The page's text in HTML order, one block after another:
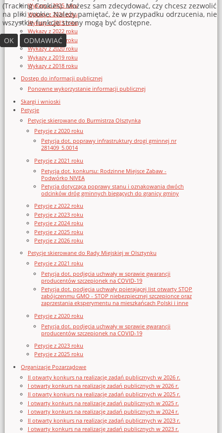
Wykazy z 2025 roku
Wykazy z 2024 roku
Wykazy z 2023 roku
Wykazy z 2022 roku
Wykazy z 2021 roku
Wykazy z 2020 roku
Wykazy z 2019 roku
Wykazy z 2018 roku
Dostęp do informacji publicznej
Ponowne wykorzystanie informacji publicznej
Skargi i wnioski
Petycje
Petycje skierowane do Burmistrza Olsztynka
Petycje z 2020 roku
Petycja dot. poprawy infrastruktury drogi gminnej nr
281409_5.0014
Petycje z 2021 roku
Petycja dot. konkursu: Rodzinne Miejsce Zabaw -
Podwórko NIVEA
Petycja dotycząca poprawy stanu i oznakowania dwóch
odcinków dróg gminnych biegących do granicy gminy
Petycje z 2022 roku
Petycje z 2023 roku
Petycje z 2024 roku
Petycje z 2025 roku
Petycje z 2026 roku
Petycje skierowane do Rady Miejskiej w Olsztynku
Petycje z 2021 roku
Petycja dot. podjęcia uchwały w sprawie gwarancji
producentów szczepionek na COVID-19
Petycja dot. podjęcia uchwały poierającej list otwarty STOP
zabójczenmu GMO - STOP niebezpiecznej szczepionce oraz
zaprzestania eksperymentu na mieszkańcach Polski i inne
Petycje z 2020 roku
Petycja dot. podjęcia uchwały w sprawie gwarancji
producentów szczepionek na COVID-19
Petycje z 2023 roku
Petycje z 2025 roku
Organizacje Pozarządowe
II otwarty konkurs na realizację zadań publicznych w 2026 r.
I otwarty konkurs na realizację zadań publicznych w 2026 r.
II otwarty konkurs na realizację zadań publicznych w 2025 r.
I otwarty konkurs na realizację zadań publicznych w 2025 r.
I otwarty konkurs na realizację zadań publicznych w 2024 r.
II otwarty konkurs na realizację zadań publicznych w 2023 r.
I otwarty konkurs na realizację zadań publicznych w 2023 r.
(Tracking Cookies). Możesz sam zdecydować, czy chcesz zezwolić
na pliki cookie. Należy pamiętać, że w przypadku odrzucenia, nie
wszystkie funkcje strony mogą być dostępne.
OK
ODMAWIAĆ